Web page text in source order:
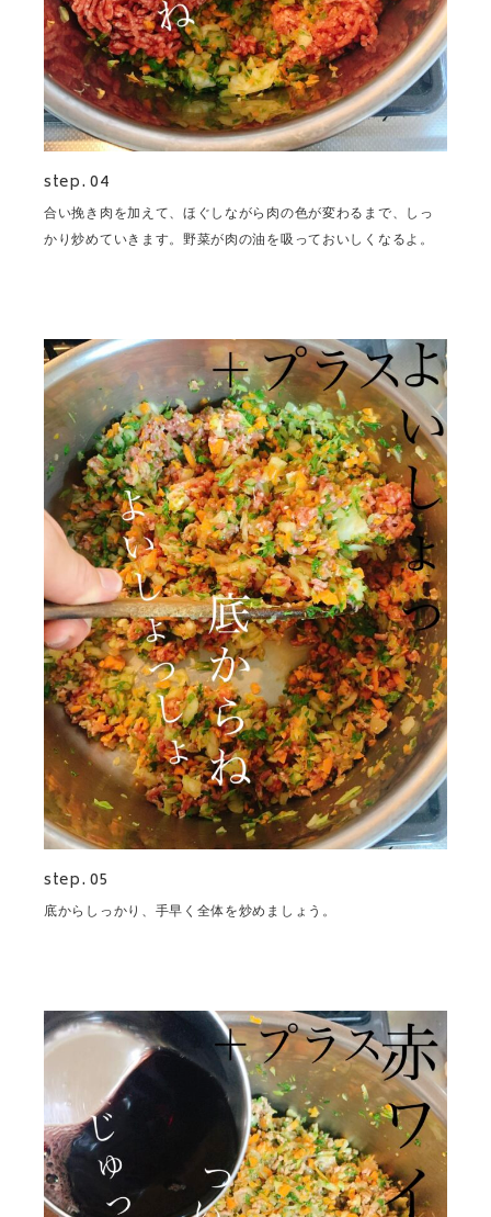
step. 04
合い挽き肉を加えて、ほぐしながら肉の色が変わるまで、しっ
かり炒めていきます。野菜が肉の油を吸っておいしくなるよ。
step. 05
底からしっかり、手早く全体を炒めましょう。